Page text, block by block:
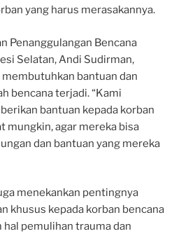
yang harus merasakannya.
Penanggulangan Bencana
Selatan, Andi Sudirman,
bantuan dan
bencana terjadi. “Kami
bantuan kepada korban
mungkin, agar mereka bisa
dan bantuan yang mereka
menekankan pentingnya
khusus kepada korban bencana
pemulihan trauma dan